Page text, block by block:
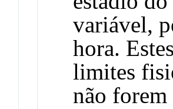
variável,
hora.
limites
não forem